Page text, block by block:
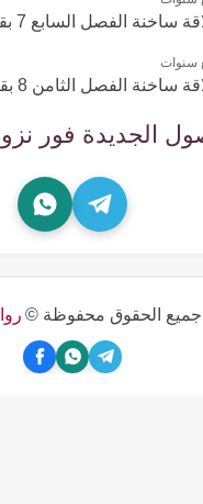
الفصل السابع 7 بقلم حنان حسن
الفصل الثامن 8 بقلم حنان حسن
الجديدة فور
الحقوق محفوظة ©